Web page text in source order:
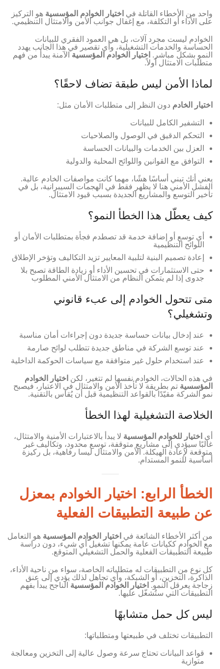
واحد من الأخطاء القاتلة في اختيار الخوادم المؤسسية هو التركيز
على الأداء أو التكلفة، مع إغفال جوانب الأمن والامتثال التنظيمي.
الخوادم ليست مجرد آلات، بل هي العمود الفقري للبيانات
الحساسة والخدمات التشغيلية، وأي تقصير في هذا الجانب يهدد
النمو بشكل مباشر. اختيار الخوادم المؤسسية الآمنة يبدأ من فهم
متطلبات الامتثال أولاً.
لماذا الأمن ليس طبقة تضاف لاحقًا؟
اختيار الخادم دون النظر إلى متطلبات الأمان مثل:
التشفير الكامل للبيانات
التحكم الدقيق في الوصول والصلاحيات
العزل بين الخدمات والبيانات الحساسة
التوافق مع القوانين واللوائح المحلية والدولية
يعني أنك تبني أساسًا هشًا، مهما كانت مواصفات الخادم عالية.
الفشل الأمني هنا لا يظهر فقط في الهجمات السيبرانية، بل في
تأخير التوسع والمشاريع الجديدة بسبب قيود الامتثال.
كيف يعطّل هذا الخطأ النمو؟
أي توسع أو إضافة خدمة قد تصطدم فجأة بمتطلبات الأمان أو
اللوائح التنظيمية
إعادة تصميم البنية لتلبية المعايير تزيد التكاليف وتؤخر الإطلاق
حتى الاستثمارات في تحسين الأداء أو زيادة الطاقة تصبح بلا
جدوى إذا لم يتمكن النظام من الامتثال الأمني المطلوب
متى تتحول الخوادم إلى عبء قانوني
وتشغيلي؟
عند إدخال بيانات حساسة جديدة دون إجراءات أمان مناسبة
عند توسع الشركة في مناطق جديدة تتطلب لوائح صارمة
عند استخدام حلول غير متوافقة مع سياسات الحوكمة الداخلية
في هذه الحالات، الخوادم نفسها لم تتغير، لكن اختيار الخوادم
المؤسسية تم بطريقة لا تأخذ الأمن والامتثال في الاعتبار، فيصبح
نمو الشركة مقيّدًا بالقواعد التنظيمية قبل أن يُقاس بالتقنية.
الخلاصة التشغيلية لهذا الخطأ
أي اختيار للخوادم المؤسسية لا يبدأ بالاعتبارات الأمنية والامتثال،
غالبًا سيؤدي إلى مشاريع متوقفة، توسع محدود، وتكاليف غير
متوقعة لإعادة الهيكلة. الأمن والامتثال ليسا رفاهية، بل ركيزة
أساسية للنمو المستدام.
الخطأ الرابع: اختيار الخوادم بمعزل
عن طبيعة التطبيقات الفعلية
من أكثر الأخطاء الشائعة في اختيار الخوادم المؤسسية هو التعامل
مع الخوادم ككيانات عامة يمكنها تشغيل أي شيء، دون دراسة
طبيعة التطبيقات الفعلية والحمل التشغيلي المتوقع.
كل نوع من التطبيقات له متطلباته الخاصة، سواء من ناحية الأداء،
الذاكرة، التخزين، أو الشبكة، وأي تجاهل لذلك يؤدي إلى عنق
زجاجة يعرقل النمو. اختيار الخوادم المؤسسية الناجح يبدأ بفهم
التطبيقات التي ستُشغّل عليها.
ليس كل حمل متشابهًا
التطبيقات تختلف في طبيعتها ومتطلباتها:
قواعد البيانات تحتاج سرعة وصول عالية إلى التخزين ومعالجة
متوازية